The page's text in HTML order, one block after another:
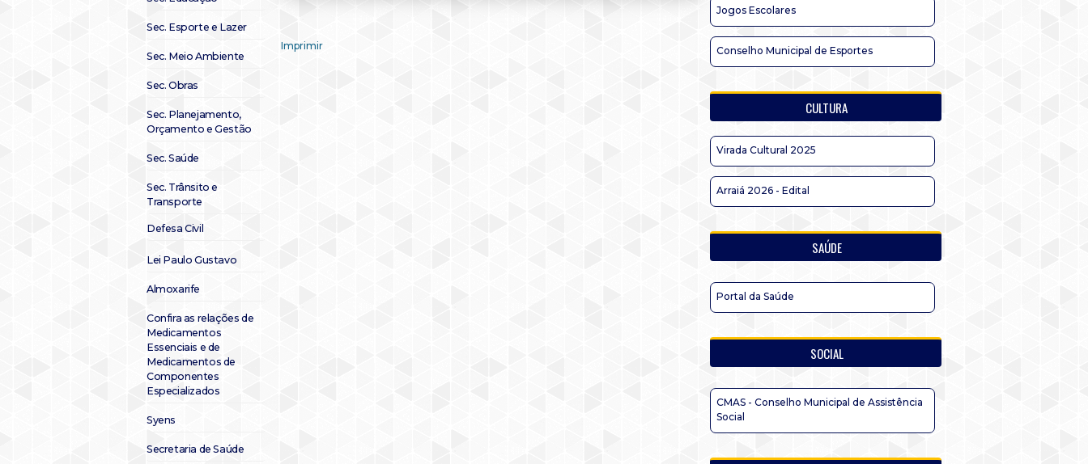
Sec. Esporte e Lazer
Sec. Meio Ambiente
Sec. Obras
Sec. Planejamento,
Orçamento e Gestão
Sec. Saúde
Sec. Trânsito e
Transporte
Defesa Civil
Lei Paulo Gustavo
Almoxarife
Confira as relações de
Medicamentos
Essenciais e de
Medicamentos de
Componentes
Especializados
Syens
Secretaria de Saúde
Imprimir
Jogos Escolares
Conselho Municipal de Esportes
CULTURA
Virada Cultural 2025
Arraiá 2026 - Edital
SAÚDE
Portal da Saúde
SOCIAL
CMAS - Conselho Municipal de Assistência
Social